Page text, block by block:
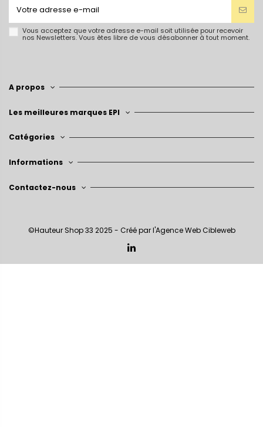
Vous acceptez que votre adresse e-mail soit utilisée pour recevoir
nos Newsletters. Vous êtes libre de vous désabonner à tout moment.
A propos
Les meilleures marques EPI
Catégories
Informations
Contactez-nous
©Hauteur Shop 33 2025 - Créé par l'Agence Web Cibleweb